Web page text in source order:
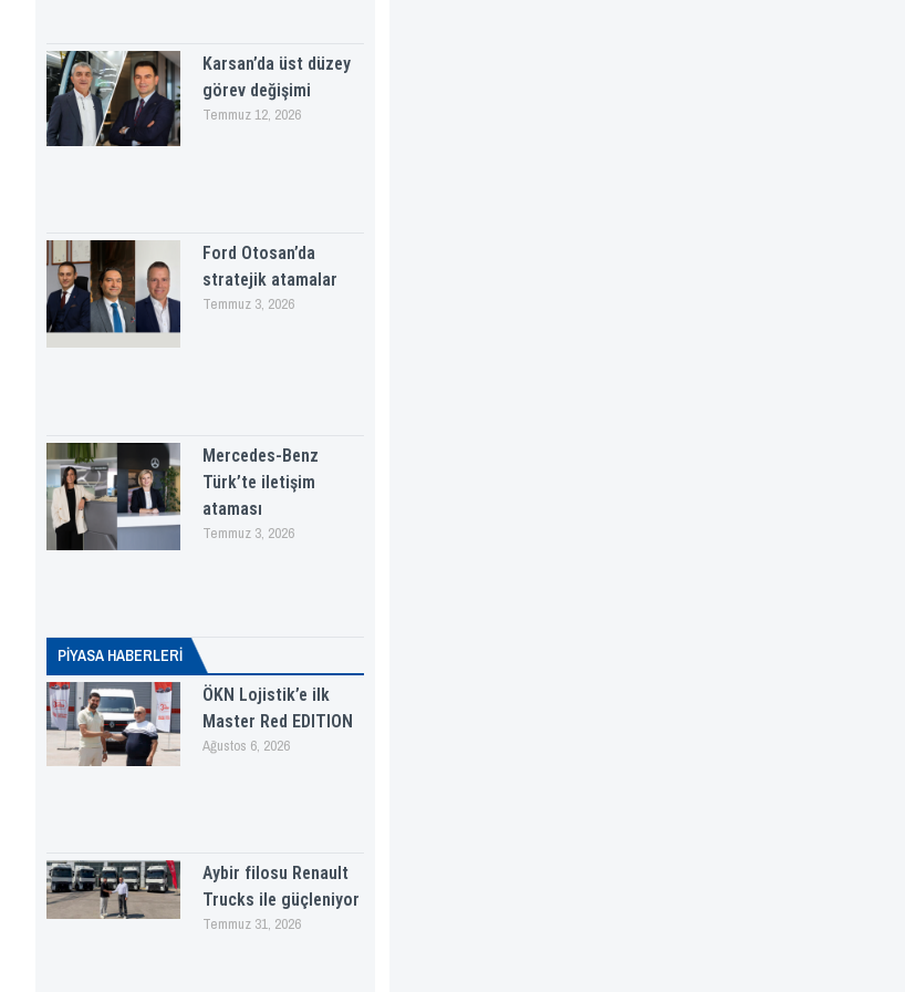
Karsan’da üst düzey
görev değişimi
Temmuz 12, 2026
Ford Otosan’da
stratejik atamalar
Temmuz 3, 2026
Mercedes-Benz
Türk’te iletişim
ataması
Temmuz 3, 2026
PİYASA HABERLERI
ÖKN Lojistik’e ilk
Master Red EDITION
Ağustos 6, 2026
Aybir filosu Renault
Trucks ile güçleniyor
Temmuz 31, 2026